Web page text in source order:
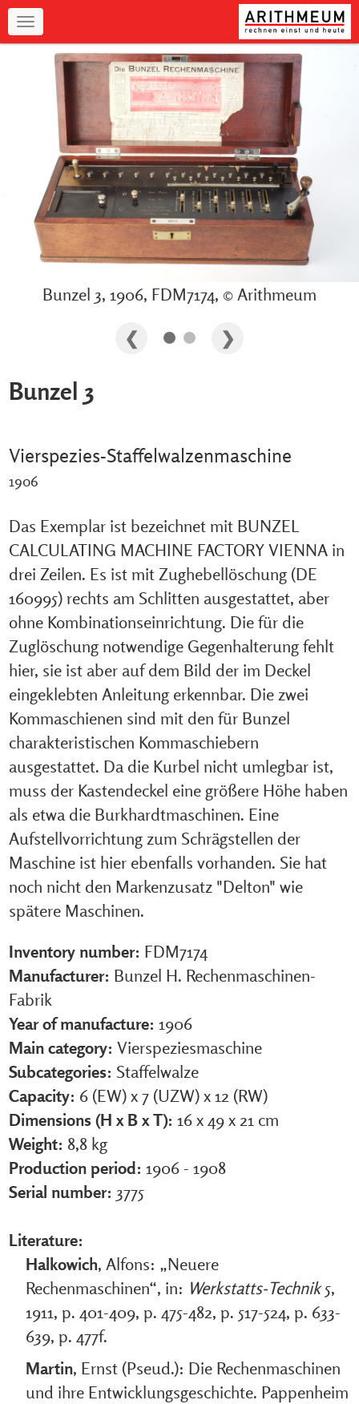
Navigation
Bunzel 3, 1906, FDM7174, © Arithmeum
Bunzel 3
Vierspezies-Staffelwalzenmaschine
1906
Das Exemplar ist bezeichnet mit BUNZEL
CALCULATING MACHINE FACTORY VIENNA in
drei Zeilen. Es ist mit Zughebellöschung (DE
160995) rechts am Schlitten ausgestattet, aber
ohne Kombinationseinrichtung. Die für die
Zuglöschung notwendige Gegenhalterung fehlt
hier, sie ist aber auf dem Bild der im Deckel
eingeklebten Anleitung erkennbar. Die zwei
Kommaschienen sind mit den für Bunzel
charakteristischen Kommaschiebern
ausgestattet. Da die Kurbel nicht umlegbar ist,
muss der Kastendeckel eine größere Höhe haben
als etwa die Burkhardtmaschinen. Eine
Aufstellvorrichtung zum Schrägstellen der
Maschine ist hier ebenfalls vorhanden. Sie hat
noch nicht den Markenzusatz "Delton" wie
spätere Maschinen.
Inventory number: FDM7174
Manufacturer: Bunzel H. Rechenmaschinen-
Fabrik
Year of manufacture: 1906
Main category: Vierspeziesmaschine
Subcategories: Staffelwalze
Capacity: 6 (EW) x 7 (UZW) x 12 (RW)
Dimensions (H x B x T): 16 x 49 x 21 cm
Weight: 8,8 kg
Production period: 1906 - 1908
Serial number: 3775
Literature:
Halkowich, Alfons: „Neuere
Rechenmaschinen“, in: Werkstatts-Technik5,
1911, p. 401-409, p. 475-482, p. 517-524, p. 633-
639, p. 477f.
Martin, Ernst (Pseud.): Die Rechenmaschinen
und ihre Entwicklungsgeschichte. Pappenheim